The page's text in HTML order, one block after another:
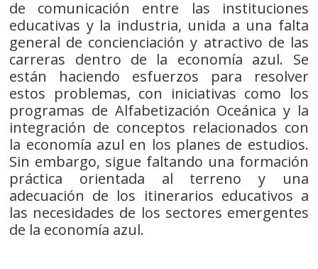
de comunicación entre las instituciones
educativas y la industria, unida a una falta
general de concienciación y atractivo de las
carreras dentro de la economía azul. Se
están haciendo esfuerzos para resolver
estos problemas, con iniciativas como los
programas de Alfabetización Oceánica y la
integración de conceptos relacionados con
la economía azul en los planes de estudios.
Sin embargo, sigue faltando una formación
práctica orientada al terreno y una
adecuación de los itinerarios educativos a
las necesidades de los sectores emergentes
de la economía azul.